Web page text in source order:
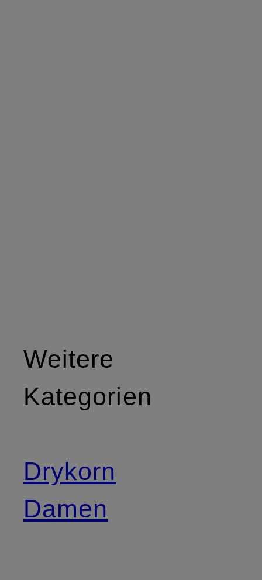
Weitere
Kategorien
Drykorn
Damen